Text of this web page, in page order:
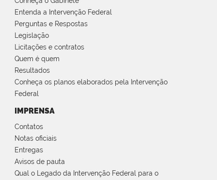
Entenda a Intervenção Federal
Perguntas e Respostas
Legislação
Licitações e contratos
Quem é quem
Resultados
Conheça os planos elaborados pela Intervenção
Federal
IMPRENSA
Contatos
Notas oficiais
Entregas
Avisos de pauta
Qual o Legado da Intervenção Federal para o